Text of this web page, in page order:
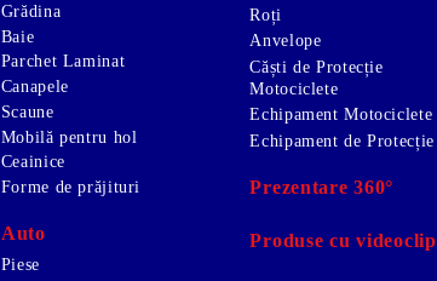
Grădina
Baie
Parchet Laminat
Canapele
Scaune
Mobilă pentru hol
Ceainice
Forme de prăjituri
Auto
Piese
Roți
Anvelope
Căști de Protecție
Motociclete
Echipament Motociclete
Echipament de Protecție
Prezentare 360°
Produse cu videoclip